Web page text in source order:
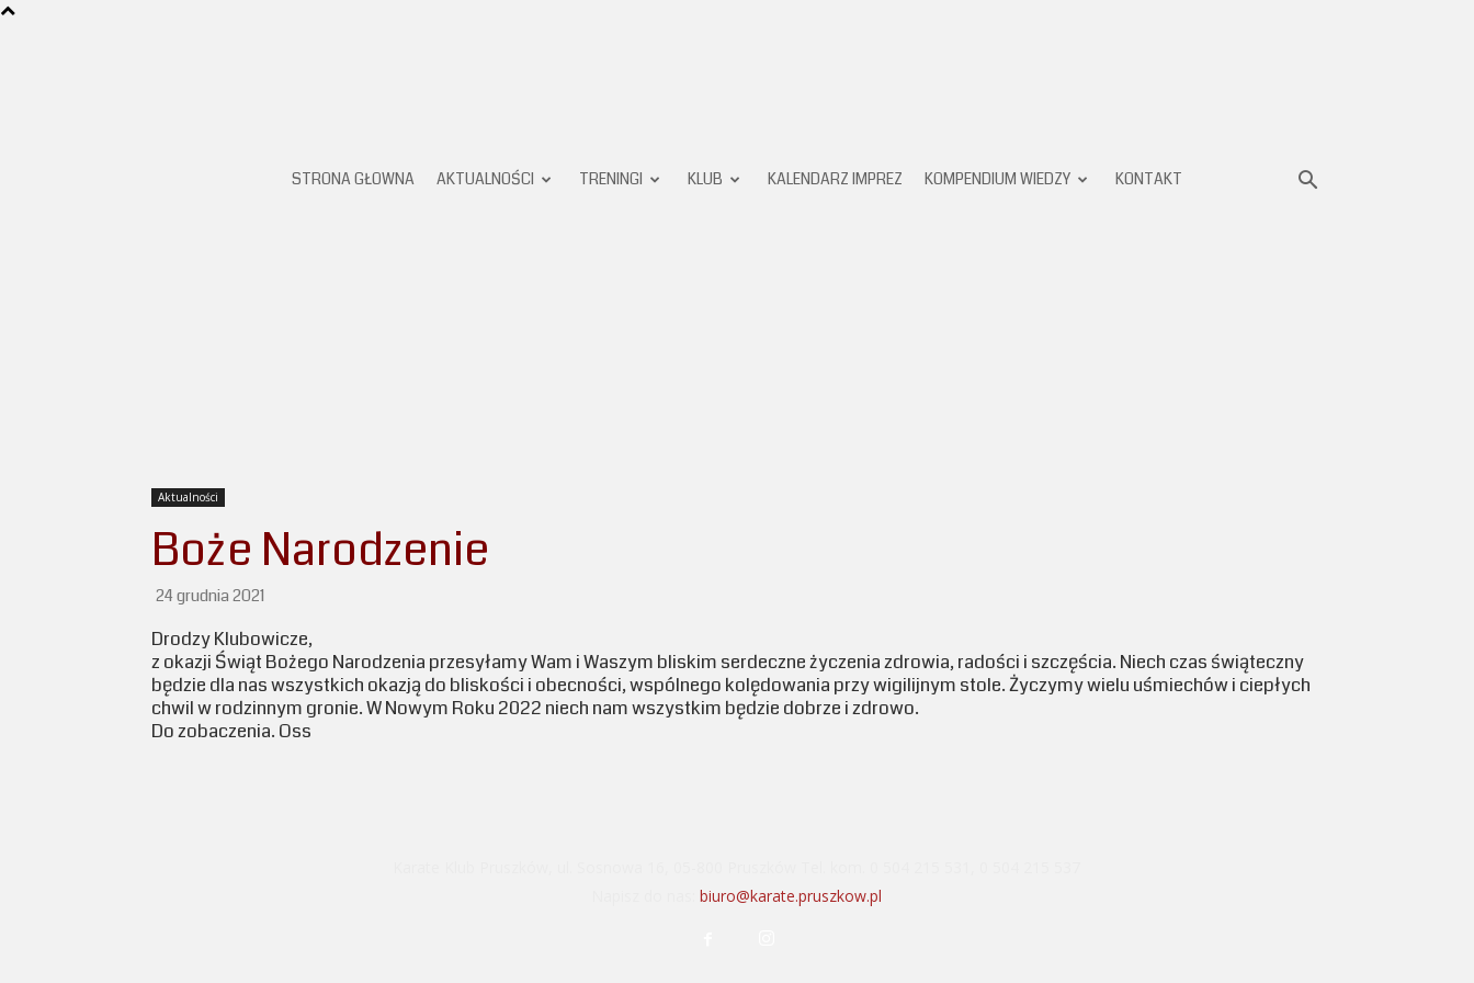
STRONA GŁOWNA AKTUALNOŚCI TRENINGI KLUB KALENDARZ IMPREZ KOMPENDIUM WIEDZY KONTAKT
Aktualności
Boże Narodzenie
24 grudnia 2021
Drodzy Klubowicze,
z okazji Świąt Bożego Narodzenia przesyłamy Wam i Waszym bliskim serdeczne życzenia zdrowia, radości i szczęścia. Niech czas świąteczny
będzie dla nas wszystkich okazją do bliskości i obecności, wspólnego kolędowania przy wigilijnym stole. Życzymy wielu uśmiechów i ciepłych
chwil w rodzinnym gronie. W Nowym Roku 2022 niech nam wszystkim będzie dobrze i zdrowo.
Do zobaczenia. Oss
Napisz do nas:biuro@karate.pruszkow.pl